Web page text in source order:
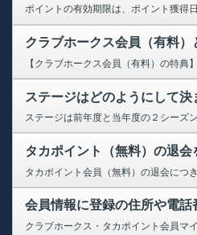
ステージはどのようにして決
タカポイント（無料）の退会